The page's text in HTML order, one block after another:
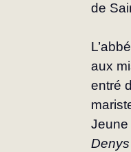
de
aux
entré
Jeune
Denys